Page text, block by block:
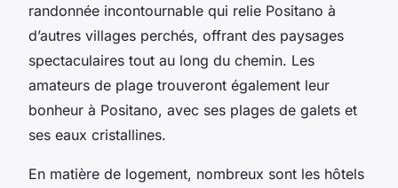
randonnée incontournable qui relie Positano à
d’autres villages perchés, offrant des paysages
spectaculaires tout au long du chemin. Les
amateurs de plage trouveront également leur
bonheur à Positano, avec ses plages de galets et
ses eaux cristallines.
En matière de logement, nombreux sont les hôtels